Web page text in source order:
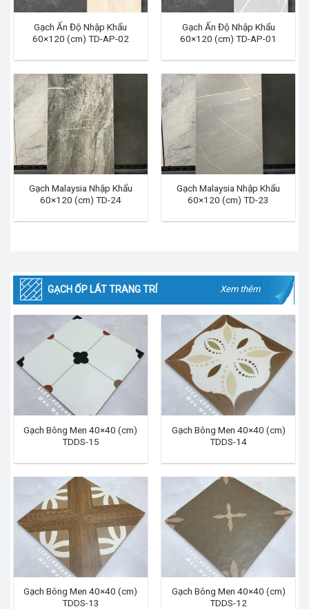
Gạch Ấn Độ Nhập Khẩu
60×120 (cm) TD-AP-02
Gạch Ấn Độ Nhập Khẩu
60×120 (cm) TD-AP-01
Gạch Malaysia Nhập Khẩu
60×120 (cm) TD-24
Gạch Malaysia Nhập Khẩu
60×120 (cm) TD-23
GẠCH ỐP LÁT TRANG TRÍ Xem thêm
Gạch Bông Men 40×40 (cm)
TDDS-15
Gạch Bông Men 40×40 (cm)
TDDS-14
Gạch Bông Men 40×40 (cm)
TDDS-13
Gạch Bông Men 40×40 (cm)
TDDS-12